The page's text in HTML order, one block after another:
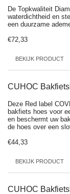
De Topkwaliteit
waterdichtheid en
een duurzame
€72,33
BEKIJK PRODUCT
CUHOC
Deze Red label
bakfiets hoes voor
en beschermt uw
de hoes over een
€44,33
BEKIJK PRODUCT
CUHOC